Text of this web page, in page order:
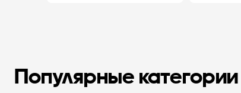
Популярные категории